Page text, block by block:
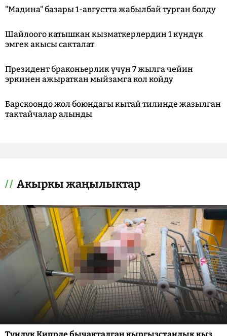
"Мадина" базары 1-августта жабылбай турган болду
Шайлоого катышкан кызматкерлердин 1 күндүк
эмгек акысы сакталат
Президент браконьерлик үчүн 7 жылга чейин
эркинен ажыраткан мыйзамга кол койду
Барскоондо жол боюндагы кытай тилинде жазылган
тактайчалар алынды
Акыркы жаңылыктар